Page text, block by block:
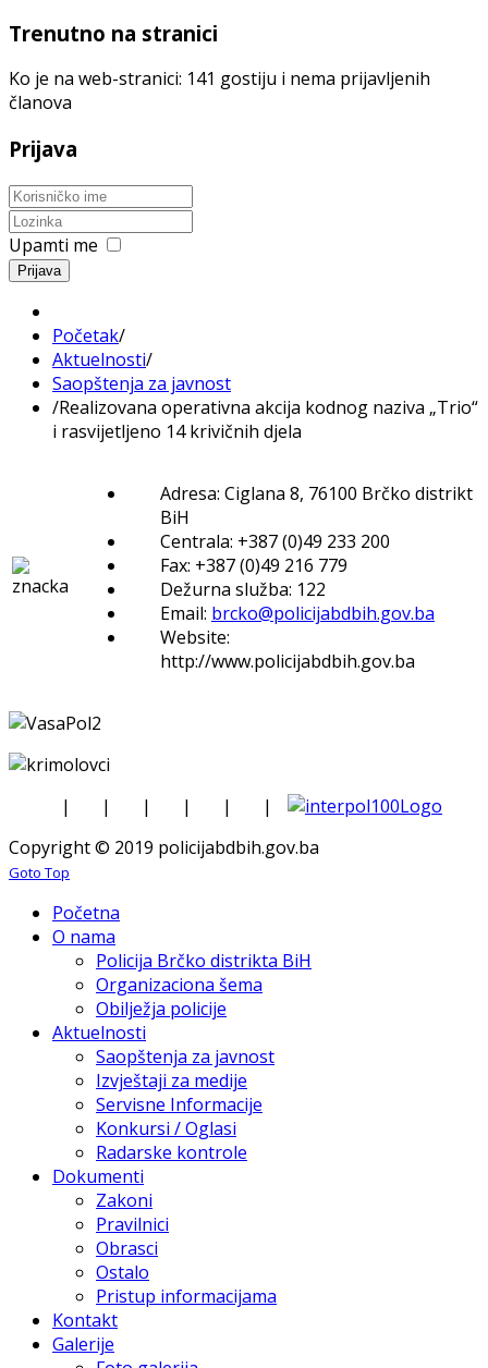
Trenutno na stranici
Ko je na web-stranici: 141 gostiju i nema prijavljenih
članova
Prijava
Upamti me
Prijava
Početak/
Aktuelnosti/
Saopštenja za javnost
/Realizovana operativna akcija kodnog naziva „Trio“
i rasvijetljeno 14 krivičnih djela
Adresa: Ciglana 8, 76100 Brčko distrikt
BiH
Centrala: +387 (0)49 233 200
Fax: +387 (0)49 216 779
Dežurna služba: 122
Email: brcko@policijabdbih.gov.ba
Website:
http://www.policijabdbih.gov.ba
| | | | |
|
Copyright © 2019 policijabdbih.gov.ba
Goto Top
Početna
O nama
Policija Brčko distrikta BiH
Organizaciona šema
Obilježja policije
Aktuelnosti
Saopštenja za javnost
Izvještaji za medije
Servisne Informacije
Konkursi / Oglasi
Radarske kontrole
Dokumenti
Zakoni
Pravilnici
Obrasci
Ostalo
Pristup informacijama
Kontakt
Galerije